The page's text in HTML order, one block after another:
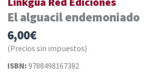
El alguacil endemoniado
6,00€
(Precios sin impuestos)
ISBN: 9788498167382